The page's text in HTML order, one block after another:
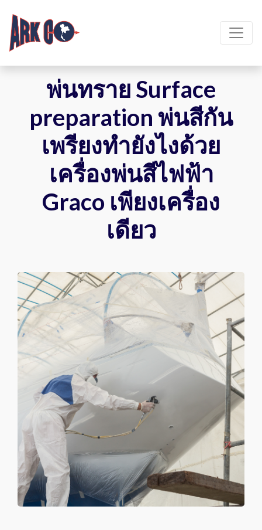
พ่นทราย Surface
preparation พ่นสีกัน
เพรียงทำยังไงด้วย
เครื่องพ่นสีไฟฟ้า
Graco เพียงเครื่อง
เดียว